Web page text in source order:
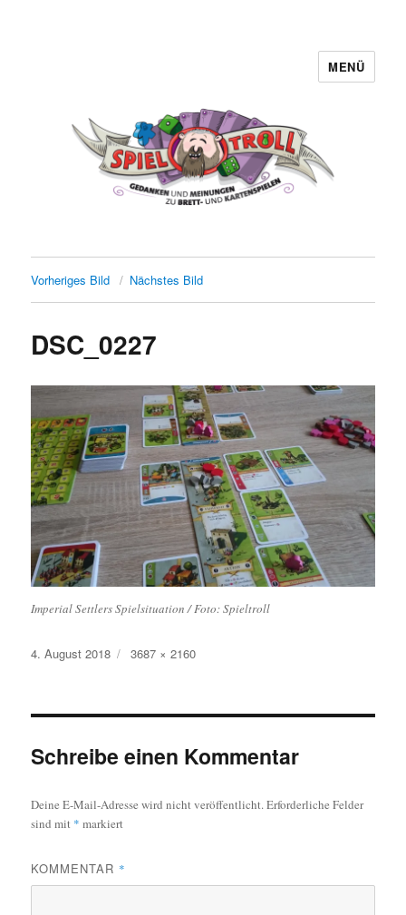
MENÜ
Vorheriges Bild Nächstes Bild
DSC_0227
Imperial Settlers Spielsituation / Foto: Spieltroll
Veröffentlicht
4. August 2018 Originalgröße
3687 × 2160
Schreibe einen Kommentar
Deine E-Mail-Adresse wird nicht veröffentlicht.Erforderliche Felder
sind mit * markiert
KOMMENTAR *